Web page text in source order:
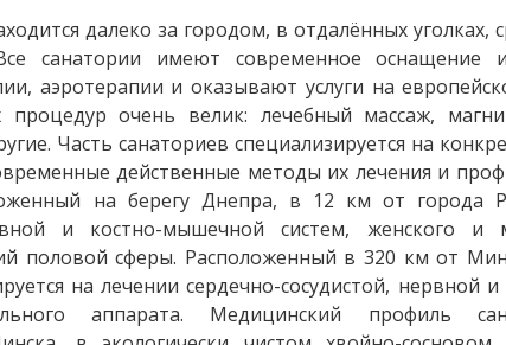
далеко за городом, в отдалённых уголках,
санатории имеют современное оснащение
аэротерапии и оказывают услуги на
процедур очень велик: лечебный массаж,
Часть санаториев специализируется на
действенные методы их лечения и
на берегу Днепра, в 12 км от города
и костно-мышечной систем, женского и
половой сферы. Расположенный в 320 км от
на лечении сердечно-сосудистой, нервной
аппарата. Медицинский профиль